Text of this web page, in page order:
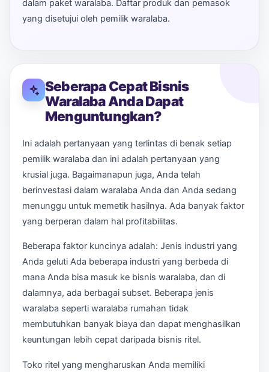
dalam paket waralaba. Daftar produk dan pemasok
yang disetujui oleh pemilik waralaba.
Seberapa Cepat Bisnis
Waralaba Anda Dapat
Menguntungkan?
Ini adalah pertanyaan yang terlintas di benak setiap
pemilik waralaba dan ini adalah pertanyaan yang
krusial juga. Bagaimanapun juga, Anda telah
berinvestasi dalam waralaba Anda dan Anda sedang
menunggu untuk memetik hasilnya. Ada banyak faktor
yang berperan dalam hal profitabilitas.
Beberapa faktor kuncinya adalah: Jenis industri yang
Anda geluti Ada beberapa industri yang berbeda di
mana Anda bisa masuk ke bisnis waralaba, dan di
dalamnya, ada berbagai subset. Beberapa jenis
waralaba seperti waralaba rumahan tidak
membutuhkan banyak biaya dan dapat menghasilkan
keuntungan lebih cepat daripada bisnis ritel.
Toko ritel yang mengharuskan Anda memiliki